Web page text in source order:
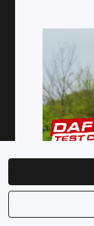
ESSAI
530